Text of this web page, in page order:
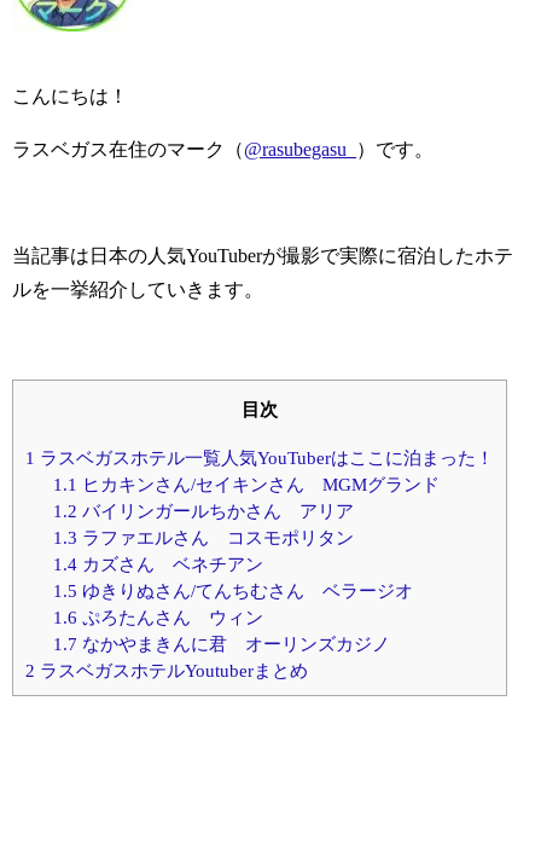
こんにちは！
ラスベガス在住のマーク（@rasubegasu_ ）です。
当記事は日本の人気YouTuberが撮影で実際に宿泊したホテ
ルを一挙紹介していきます。
目次
1 ラスベガスホテル一覧人気YouTuberはここに泊まった！
1.1 ヒカキンさん/セイキンさん MGMグランド
1.2 バイリンガールちかさん アリア
1.3 ラファエルさん コスモポリタン
1.4カズさん ベネチアン
1.5 ゆきりぬさん/てんちむさん ベラージオ
1.6 ぷろたんさん ウィン
1.7 なかやまきんに君 オーリンズカジノ
2 ラスベガスホテルYoutuberまとめ